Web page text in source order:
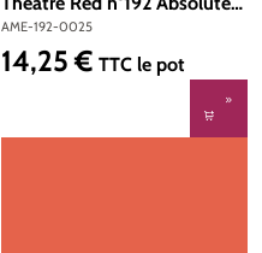
Matt Emulsion 250 ml
AME-192-0025
Prix régulier :
14,25 € TTC le pot